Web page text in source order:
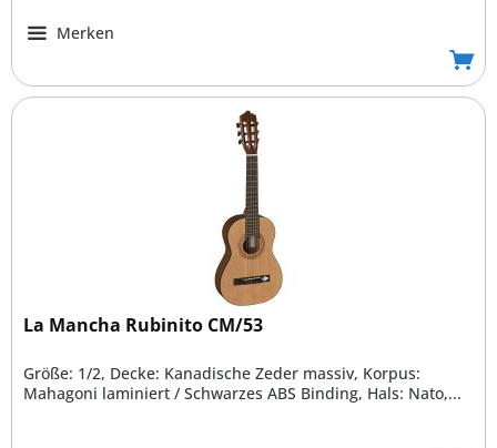
Merken
La Mancha Rubinito CM/53
Größe: 1/2, Decke: Kanadische Zeder massiv, Korpus:
Mahagoni laminiert / Schwarzes ABS Binding, Hals: Nato,...